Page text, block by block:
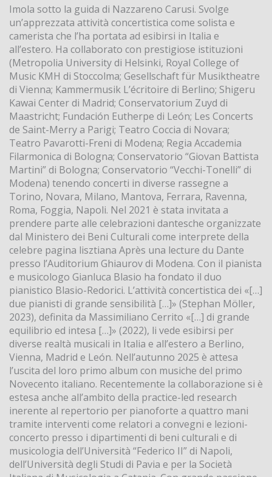
Imola sotto la guida di Nazzareno Carusi. Svolge
un’apprezzata attività concertistica come solista e
camerista che l’ha portata ad esibirsi in Italia e
all’estero. Ha collaborato con prestigiose istituzioni
(Metropolia University di Helsinki, Royal College of
Music KMH di Stoccolma; Gesellschaft für Musiktheatre
di Vienna; Kammermusik L’écritoire di Berlino; Shigeru
Kawai Center di Madrid; Conservatorium Zuyd di
Maastricht; Fundación Eutherpe di León; Les Concerts
de Saint-Merry a Parigi; Teatro Coccia di Novara;
Teatro Pavarotti-Freni di Modena; Regia Accademia
Filarmonica di Bologna; Conservatorio “Giovan Battista
Martini” di Bologna; Conservatorio “Vecchi-Tonelli” di
Modena) tenendo concerti in diverse rassegne a
Torino, Novara, Milano, Mantova, Ferrara, Ravenna,
Roma, Foggia, Napoli. Nel 2021 è stata invitata a
prendere parte alle celebrazioni dantesche organizzate
dal Ministero dei Beni Culturali come interprete della
celebre pagina lisztiana Après una lecture du Dante
presso l’Auditorium Ghiaurov di Modena. Con il pianista
e musicologo Gianluca Blasio ha fondato il duo
pianistico Blasio-Redorici. L’attività concertistica dei «[…]
due pianisti di grande sensibilità […]» (Stephan Möller,
2023), definita da Massimiliano Cerrito «[…] di grande
equilibrio ed intesa […]» (2022), li vede esibirsi per
diverse realtà musicali in Italia e all’estero a Berlino,
Vienna, Madrid e León. Nell’autunno 2025 è attesa
l’uscita del loro primo album con musiche del primo
Novecento italiano. Recentemente la collaborazione si è
estesa anche all’ambito della practice-led research
inerente al repertorio per pianoforte a quattro mani
tramite interventi come relatori a convegni e lezioni-
concerto presso i dipartimenti di beni culturali e di
musicologia dell’Università “Federico II” di Napoli,
dell’Università degli Studi di Pavia e per la Società